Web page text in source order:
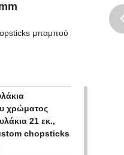
μπαμπού
χρώματος
21 εκ.,
chopsticks